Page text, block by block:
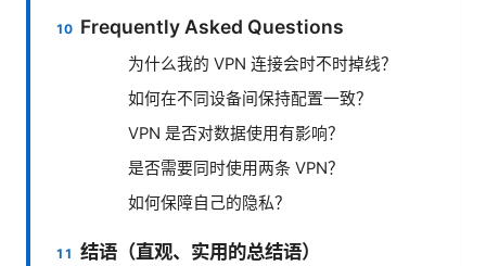
Frequently Asked Questions
为什么我的 VPN 连接会时不时掉线？
如何在不同设备间保持配置一致？
VPN 是否对数据使用有影响？
是否需要同时使用两条 VPN？
如何保障自己的隐私？
结语（直观、实用的总结语）